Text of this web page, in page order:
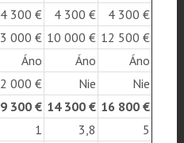
4 300 € 4 300 €
4 300 €
3 000 € 10 000 € 12 500 €
Áno Áno
Áno
2 000 € Nie
Nie
9 300 € 14 300 € 16 800 €
1 3,8 5